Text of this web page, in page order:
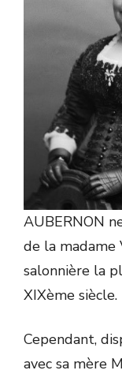
AUBERNON
de la madame
salonnière la
XIXème siècle.
Cependant,
avec sa mère